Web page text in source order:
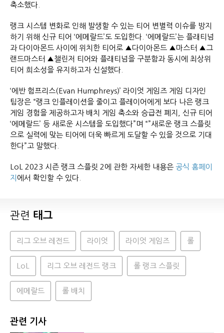
축소했다.
랭크 시스템 변화로 인해 발생할 수 있는 티어 변별력 이슈를 방지
하기 위해 신규 티어 ‘에메랄드’도 도입한다. ‘에메랄드’는 플래티넘
과 다이아몬드 사이에 위치한 티어로 ▲다이아몬드 ▲마스터 ▲그
랜드마스터 ▲챌린저 티어와 플래티넘을 구분함과 동시에 최상위
티어 희소성을 유지하고자 신설했다.
‘에반 험프리스(Evan Humphreys)’ 라이엇 게임즈 게임 디자인
팀장은 “랭크 인플레이션을 줄이고 플레이어에게 보다 나은 랭크
게임 경험을 제공하고자 배치 게임 축소와 승급전 폐지, 신규 티어
‘에메랄드’ 등 새로운 시스템을 도입했다”며 “”새로운 랭크 스플릿
으로 실력에 맞는 티어에 더욱 빠르게 도달할 수 있을 것으로 기대
한다”고 말했다.
LoL 2023 시즌 랭크 스플릿 2에 관한 자세한 내용은 공식 홈페이
지 에서 확인할 수 있다.
관련 태그
리그 오브 레전드 라이엇 라이엇 게임즈 롤
LoL 리그 오브 레전드 랭크 롤 랭크 스플릿
에메랄드 롤 배치
관련 기사